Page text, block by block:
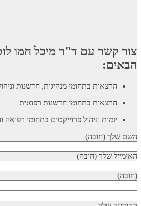
צור קשר עם ד"ר מיכל חמו
הבאים:
הרצאות בתחומי מנהיגות, חדשנות
הרצאות בתחומי חדשנות רפואית
יזמות וניהול פרוייקטים בתחומי רפואה
השם שלך (חובה)
האימייל שלך (חובה)
(חובה)